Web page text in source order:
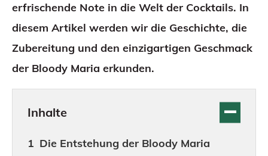
erfrischende Note in die Welt der Cocktails. In
diesem Artikel werden wir die Geschichte, die
Zubereitung und den einzigartigen Geschmack
der Bloody Maria erkunden.
Inhalte
Die Entstehung der Bloody Maria